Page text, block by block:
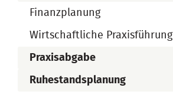
Finanzplanung
Wirtschaftliche Praxisführung
Praxisabgabe
Ruhestandsplanung